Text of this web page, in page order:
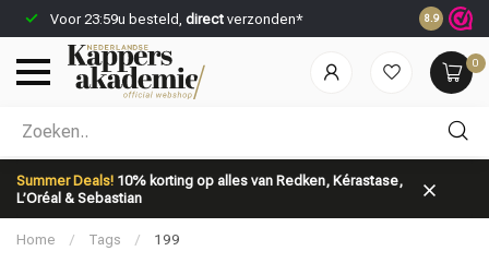
Voor 23:59u besteld, direct verzonden* Spaar
8.9
0
Summer Deals! 10% korting op alles van Redken, Kérastase,
L’Oréal & Sebastian
Welke categorie ben jij naar op zoek?
Home / Tags / 199